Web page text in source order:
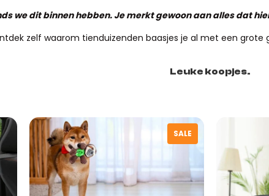
we dit binnen hebben. Je merkt gewoon aan alles dat
zelf waarom tienduizenden baasjes je al met een grote
Leuke koopjes.
SALE